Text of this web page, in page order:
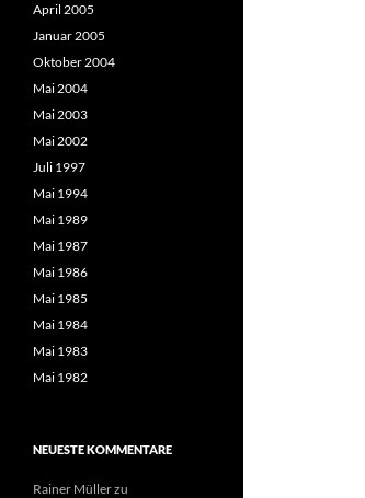
April 2005
Januar 2005
Oktober 2004
Mai 2004
Mai 2003
Mai 2002
Juli 1997
Mai 1994
Mai 1989
Mai 1987
Mai 1986
Mai 1985
Mai 1984
Mai 1983
Mai 1982
NEUESTE KOMMENTARE
Rainer Müllerzu